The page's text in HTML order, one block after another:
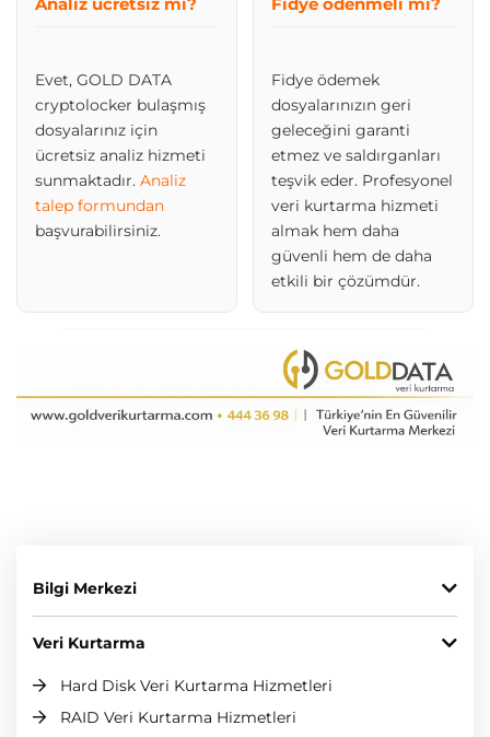
Analiz ücretsiz mi?
Evet, GOLD DATA
cryptolocker bulaşmış
dosyalarınız için
ücretsiz analiz hizmeti
sunmaktadır. Analiz
talep formundan
başvurabilirsiniz.
Fidye ödenmeli mi?
Fidye ödemek
dosyalarınızın geri
geleceğini garanti
etmez ve saldırganları
teşvik eder. Profesyonel
veri kurtarma hizmeti
almak hem daha
güvenli hem de daha
etkili bir çözümdür.
Bilgi Merkezi
Veri Kurtarma
Hard Disk Veri Kurtarma Hizmetleri
RAID Veri Kurtarma Hizmetleri